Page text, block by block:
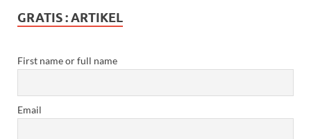
GRATIS : ARTIKEL
First name or full name
Email